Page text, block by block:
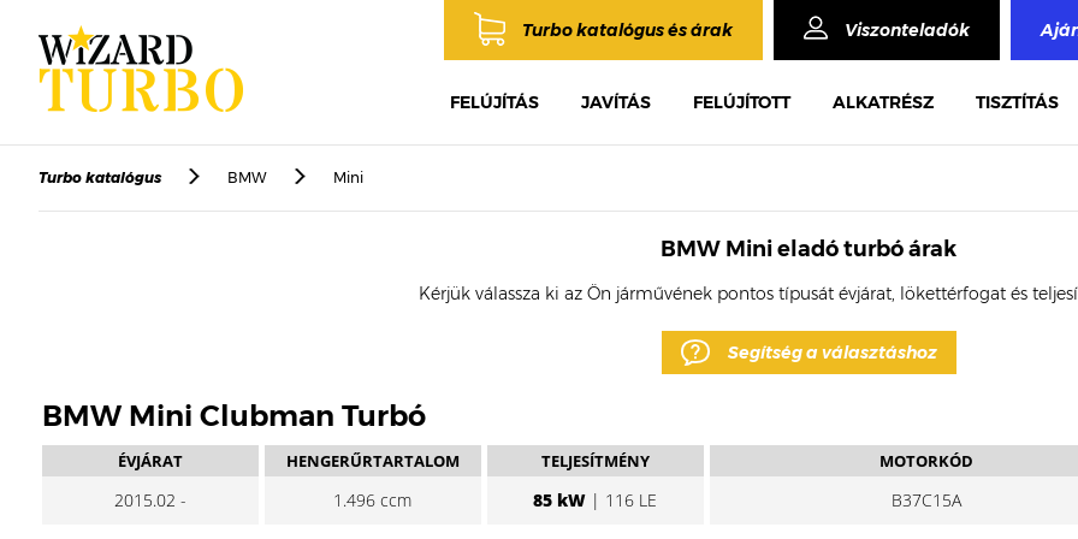
Turbo katalógus és árak Viszonteladók
FELÚJÍTÁS JAVÍTÁS FELÚJÍTOTT ALKATRÉSZ TISZTÍTÁS
Turbo katalógus BMW Mini
BMW Mini eladó turbó árak
Kérjük válassza ki az Ön járművének pontos típusát évjárat, lökettérfogat és
Segítség a választáshoz
BMW Mini Clubman Turbó
ÉVJÁRAT
2015.02 -
HENGERŰRTARTALOM
1.496 ccm
TELJESÍTMÉNY
85 kW | 116 LE
MOTORKÓD
B37C15A